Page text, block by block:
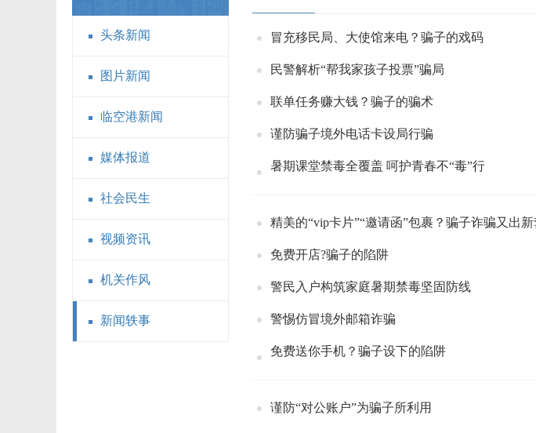
头条新闻
图片新闻
临空港新闻
媒体报道
社会民生
视频资讯
机关作风
新闻轶事
冒充移民局、大使馆来电？骗子的戏码
民警解析“帮我家孩子投票”骗局
联单任务赚大钱？骗子的骗术
谨防骗子境外电话卡设局行骗
暑期课堂禁毒全覆盖 呵护青春不“毒”行
精美的“vip卡片”“邀请函”包裹？骗子诈骗又出新
免费开店?骗子的陷阱
警民入户构筑家庭暑期禁毒坚固防线
警惕仿冒境外邮箱诈骗
免费送你手机？骗子设下的陷阱
谨防“对公账户”为骗子所利用